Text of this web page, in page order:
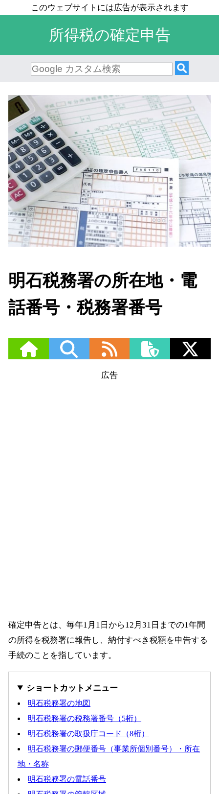
所得税の確定申告
明石税務署の所在地・電
話番号・税務署番号
確定申告とは、毎年1月1日から12月31日までの1年間
の所得を税務署に報告し、納付すべき税額を申告する
手続のことを指しています。
ショートカットメニュー
明石税務署の地図
明石税務署の税務署番号（5桁）
明石税務署の取扱庁コード（8桁）
明石税務署の郵便番号（事業所個別番号）・所在
地・名称
明石税務署の電話番号